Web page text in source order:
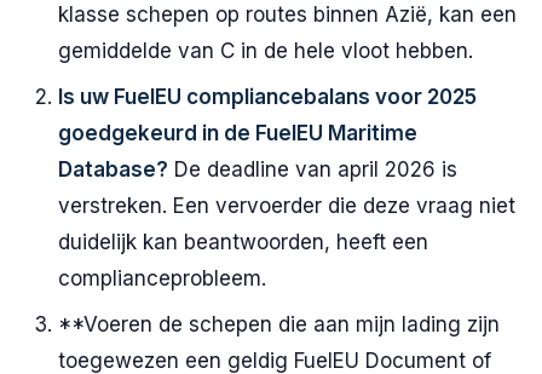
klasse schepen op routes binnen Azië, kan een
gemiddelde van C in de hele vloot hebben.
Is uw FuelEU compliancebalans voor 2025
goedgekeurd in de FuelEU Maritime
Database? De deadline van april 2026 is
verstreken. Een vervoerder die deze vraag niet
duidelijk kan beantwoorden, heeft een
complianceprobleem.
**Voeren de schepen die aan mijn lading zijn
toegewezen een geldig FuelEU Document of